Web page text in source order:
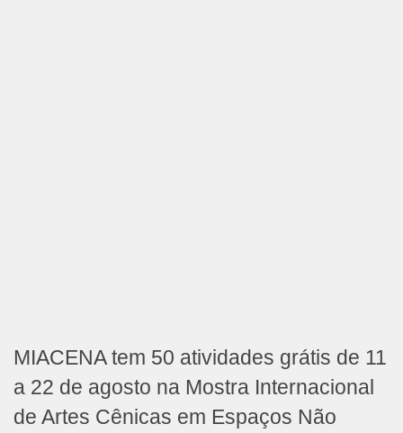
MIACENA tem 50 atividades grátis de 11
a 22 de agosto na Mostra Internacional
de Artes Cênicas em Espaços Não